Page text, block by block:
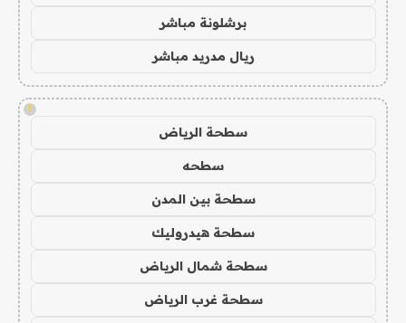
برشلونة مباشر
ريال مدريد مباشر
!
سطحة الرياض
سطحه
سطحة بين المدن
سطحة هيدروليك
سطحة شمال الرياض
سطحة غرب الرياض